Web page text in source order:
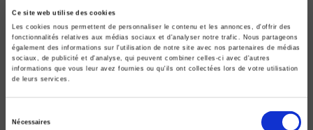
Ce site web utilise des cookies
Les cookies nous permettent de personnaliser le contenu et les annonces, d'offrir des
fonctionnalités relatives aux médias sociaux et d'analyser notre trafic. Nous partageons
également des informations sur l'utilisation de notre site avec nos partenaires de médias
sociaux, de publicité et d'analyse, qui peuvent combiner celles-ci avec d'autres
informations que vous leur avez fournies ou qu'ils ont collectées lors de votre utilisation
de leurs services.
Nécessaires